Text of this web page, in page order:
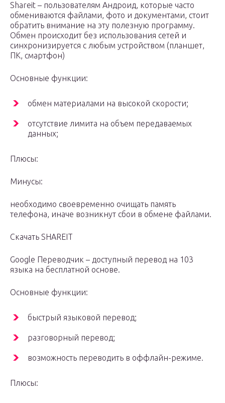
Shareit – пользователям Андроид, которые часто
обмениваются файлами, фото и документами, стоит
обратить внимание на эту полезную программу.
Обмен происходит без использования сетей и
синхронизируется с любым устройством (планшет,
ПК, смартфон)
Основные функции:
обмен материалами на высокой скорости;
отсутствие лимита на объем передаваемых
данных;
Плюсы:
Минусы:
необходимо своевременно очищать память
телефона, иначе возникнут сбои в обмене файлами.
Скачать SHAREIT
Google Переводчик – доступный перевод на 103
языка на бесплатной основе.
Основные функции:
быстрый языковой перевод;
разговорный перевод;
возможность переводить в оффлайн-режиме.
Плюсы: